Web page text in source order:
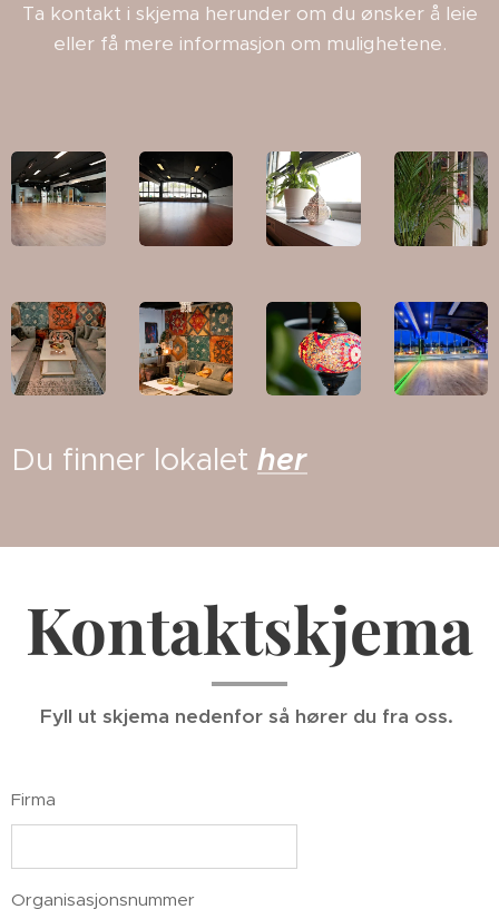
Ta kontakt i skjema herunder om du ønsker å leie
eller få mere informasjon om mulighetene.
Du finner lokalet her
Kontaktskjema
Fyll ut skjema nedenfor så hører du fra oss.
Firma
Organisasjonsnummer